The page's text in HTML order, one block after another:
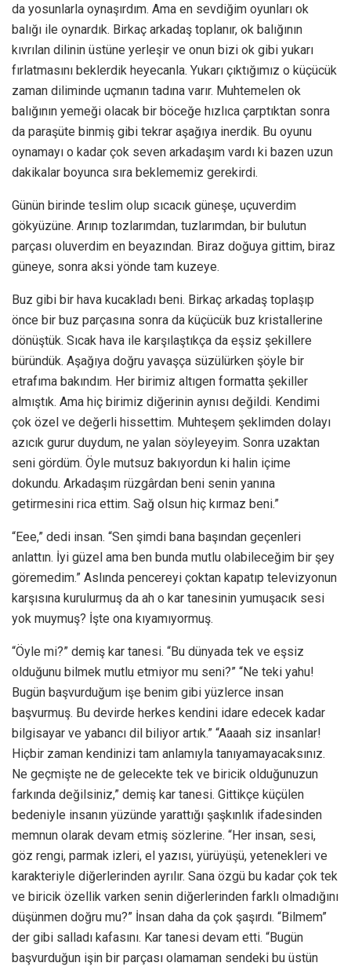
da yosunlarla oynaşırdım. Ama en sevdiğim oyunları ok
balığı ile oynardık. Birkaç arkadaş toplanır, ok balığının
kıvrılan dilinin üstüne yerleşir ve onun bizi ok gibi yukarı
fırlatmasını beklerdik heyecanla. Yukarı çıktığımız o küçücük
zaman diliminde uçmanın tadına varır. Muhtemelen ok
balığının yemeği olacak bir böceğe hızlıca çarptıktan sonra
da paraşüte binmiş gibi tekrar aşağıya inerdik. Bu oyunu
oynamayı o kadar çok seven arkadaşım vardı ki bazen uzun
dakikalar boyunca sıra beklememiz gerekirdi.
Günün birinde teslim olup sıcacık güneşe, uçuverdim
gökyüzüne. Arınıp tozlarımdan, tuzlarımdan, bir bulutun
parçası oluverdim en beyazından. Biraz doğuya gittim, biraz
güneye, sonra aksi yönde tam kuzeye.
Buz gibi bir hava kucakladı beni. Birkaç arkadaş toplaşıp
önce bir buz parçasına sonra da küçücük buz kristallerine
dönüştük. Sıcak hava ile karşılaştıkça da eşsiz şekillere
büründük. Aşağıya doğru yavaşça süzülürken şöyle bir
etrafıma bakındım. Her birimiz altıgen formatta şekiller
almıştık. Ama hiç birimiz diğerinin aynısı değildi. Kendimi
çok özel ve değerli hissettim. Muhteşem şeklimden dolayı
azıcık gurur duydum, ne yalan söyleyeyim. Sonra uzaktan
seni gördüm. Öyle mutsuz bakıyordun ki halin içime
dokundu. Arkadaşım rüzgârdan beni senin yanına
getirmesini rica ettim. Sağ olsun hiç kırmaz beni.”
“Eee,” dedi insan. “Sen şimdi bana başından geçenleri
anlattın. İyi güzel ama ben bunda mutlu olabileceğim bir şey
göremedim.” Aslında pencereyi çoktan kapatıp televizyonun
karşısına kurulurmuş da ah o kar tanesinin yumuşacık sesi
yok muymuş? İşte ona kıyamıyormuş.
“Öyle mi?” demiş kar tanesi. “Bu dünyada tek ve eşsiz
olduğunu bilmek mutlu etmiyor mu seni?” “Ne teki yahu!
Bugün başvurduğum işe benim gibi yüzlerce insan
başvurmuş. Bu devirde herkes kendini idare edecek kadar
bilgisayar ve yabancı dil biliyor artık.” “Aaaah siz insanlar!
Hiçbir zaman kendinizi tam anlamıyla tanıyamayacaksınız.
Ne geçmişte ne de gelecekte tek ve biricik olduğunuzun
farkında değilsiniz,” demiş kar tanesi. Gittikçe küçülen
bedeniyle insanın yüzünde yarattığı şaşkınlık ifadesinden
memnun olarak devam etmiş sözlerine. “Her insan, sesi,
göz rengi, parmak izleri, el yazısı, yürüyüşü, yetenekleri ve
karakteriyle diğerlerinden ayrılır. Sana özgü bu kadar çok tek
ve biricik özellik varken senin diğerlerinden farklı olmadığını
düşünmen doğru mu?” İnsan daha da çok şaşırdı. “Bilmem”
der gibi salladı kafasını. Kar tanesi devam etti. “Bugün
başvurduğun işin bir parçası olamaman sendeki bu üstün